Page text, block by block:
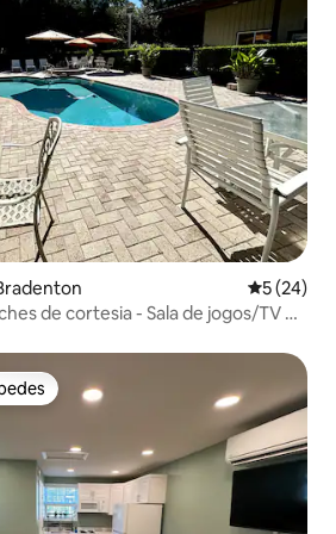
5 de uma
5 (24)
de cortesia - Sala de jogos/TV de
dos hóspedes